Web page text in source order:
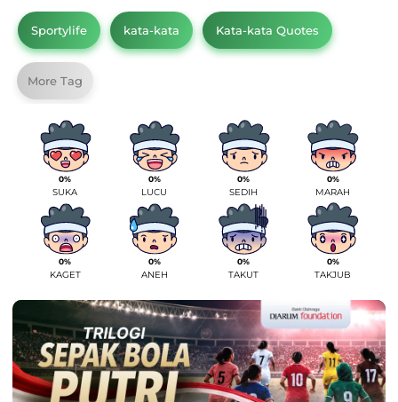
Sportylife kata-kata Kata-kata Quotes
More Tag
0%
SUKA
0%
LUCU
0%
SEDIH
0%
MARAH
0%
KAGET
0%
ANEH
0%
TAKUT
0%
TAKJUB